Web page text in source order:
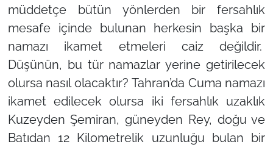
müddetçe bütün yönlerden bir fersahlık
mesafe içinde bulunan herkesin başka bir
namazı ikamet etmeleri caiz değildir.
Düşünün, bu tür namazlar yerine getirilecek
olursa nasıl olacaktır? Tahran’da Cuma namazı
ikamet edilecek olursa iki fersahlık uzaklık
Kuzeyden Şemiran, güneyden Rey, doğu ve
Batıdan 12 Kilometrelik uzunluğu bulan bir